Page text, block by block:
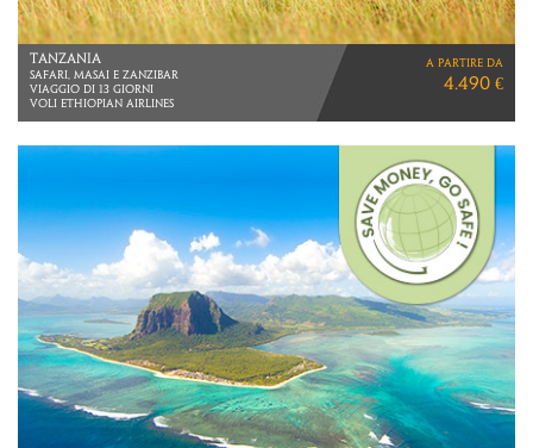
TANZANIA
SAFARI, MASAI E ZANZIBAR
VIAGGIO DI 13 GIORNI
VOLI ETHIOPIAN AIRLINES
a partire da
4.490 €